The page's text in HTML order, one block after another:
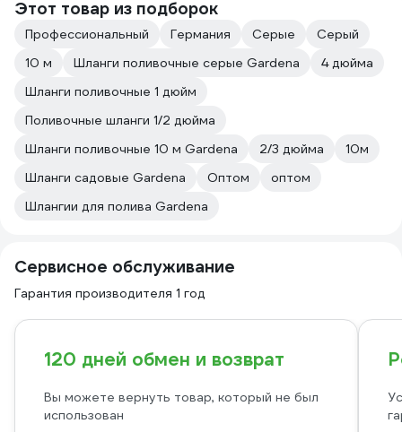
Этот товар из подборок
Профессиональный Германия Серые
Серый
10 м
Шланги поливочные серые Gardena
4 дюйма
Шланги поливочные 1 дюйм
Поливочные шланги 1/2 дюйма
Шланги поливочные 10 м Gardena
2/3 дюйма
10м
Шланги садовые Gardena
Оптом
оптом
Шлангии для полива Gardena
Сервисное обслуживание
Гарантия производителя 1 год
120 дней обмен и возврат
Вы можете вернуть товар, который не был
использован